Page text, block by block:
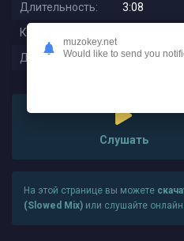
Длительность:
3:08
Качество:
Дата релиза:
2023-01-09
Слушать
На этой странице вы можете
(Slowed Mix) или слушайте
muzokey.net
Would like to send you